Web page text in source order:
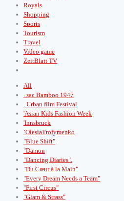
Royals
Shopping
Sports
Tourism
Travel
Video game
ZeitBlatt TV
All
. sac Bamboo 1947
. Urban film Festival
'Asian Kids Fashion Week
'Innsbruck
’OlesiaTrofymenko
"Blue Shift"
"Dämon
"Dancing Diaries".
"Du Cœur à la Main"
"Every Dream Needs a Team"
"First Circus"
"Glam & Strass"